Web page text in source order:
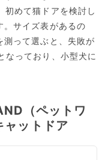
めて猫ドアを検討し
。サイズ表があるの
測って選ぶと、失敗が
っており、小型犬に
（ペットワ
ットドア